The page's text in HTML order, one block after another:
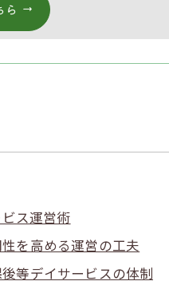
ら
ス運営術
を高める運営の工夫
等デイサービスの体制